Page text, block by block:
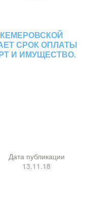
СРОК ОПЛАТЫ
И ИМУЩЕСТВО.
Дата публикации
13.11.18